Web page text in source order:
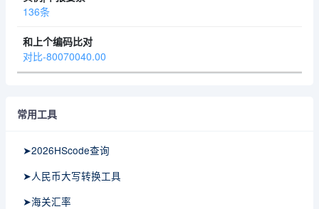
136条
对比-80070040.00
常用工具
➤2026HScode查询
➤人民币大写转换工具
➤海关汇率